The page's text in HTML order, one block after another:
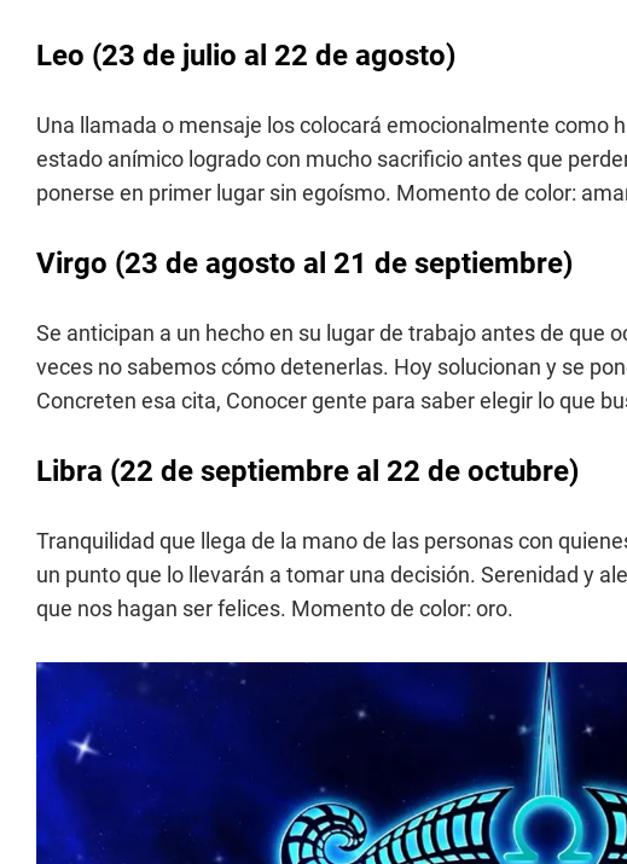
Leo (23 de julio al 22 de agosto)
Una llamada o mensaje los colocará emocionalmente como
estado anímico logrado con mucho sacrificio antes que
ponerse en primer lugar sin egoísmo. Momento de color:
Virgo (23 de agosto al 21 de septiembre)
Se anticipan a un hecho en su lugar de trabajo antes de que
veces no sabemos cómo detenerlas. Hoy solucionan y se
Concreten esa cita, Conocer gente para saber elegir lo que
Libra (22 de septiembre al 22 de octubre)
Tranquilidad que llega de la mano de las personas con
un punto que lo llevarán a tomar una decisión. Serenidad y
que nos hagan ser felices. Momento de color: oro.